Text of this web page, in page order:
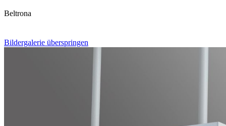
Beltrona
Bildergalerie überspringen